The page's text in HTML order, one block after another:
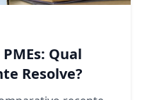
Qual
Resolve?